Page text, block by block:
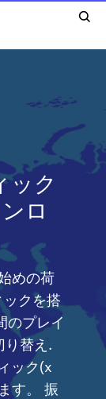
ック
ロ
めの荷
クを搭
のプレイ
り替え.
ック(x
す。 振